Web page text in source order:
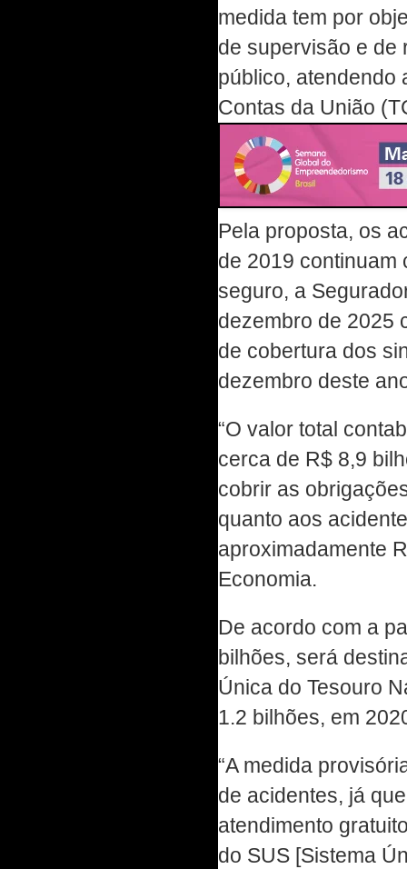
medida tem por
de supervisão e de
público, atendendo
Contas da União
Pela proposta, os
de 2019 continuam
seguro, a
dezembro de 2025
de cobertura dos
dezembro deste
“O valor total
cerca de R$ 8,9
cobrir as
quanto aos
aproximadamente
Economia.
De acordo com a
bilhões, será
Única do Tesouro
1.2 bilhões, em
“A medida
de acidentes, já
atendimento
do SUS [Sistema